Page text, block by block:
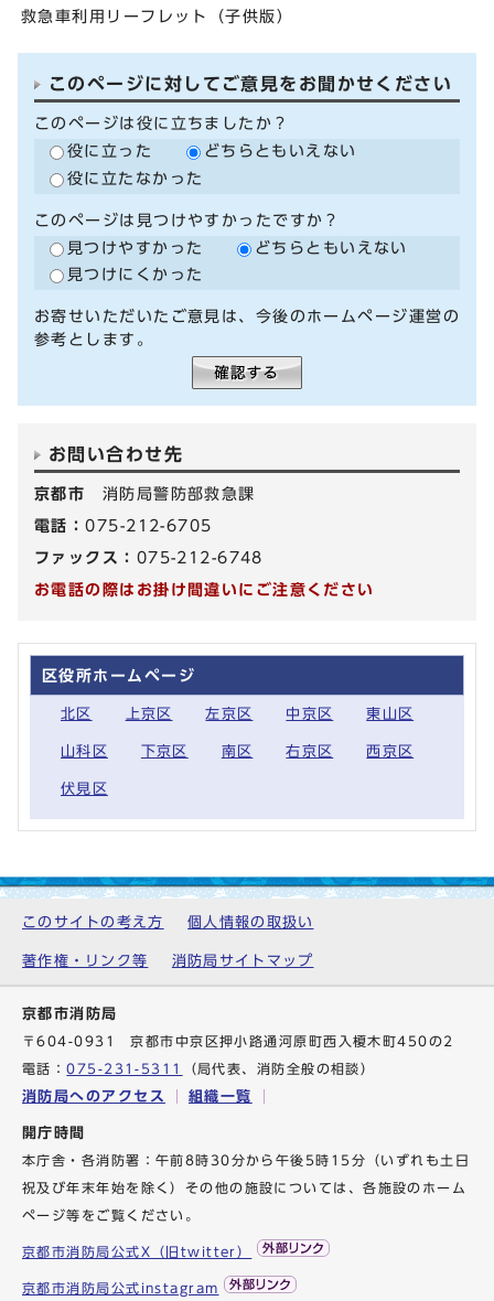
救急車利用リーフレット（子供版）
このページに対してご意見をお聞かせください
このページは役に立ちましたか？
役に立った
どちらともいえない
役に立たなかった
このページは見つけやすかったですか？
見つけやすかった
どちらともいえない
見つけにくかった
お寄せいただいたご意見は、今後のホームページ運営の
参考とします。
お問い合わせ先
京都市 消防局警防部救急課
電話：075-212-6705
ファックス： 075-212-6748
お電話の際はお掛け間違いにご注意ください
区役所ホームページ
北区 上京区 左京区 中京区 東山区
山科区 下京区 南区 右京区 西京区
伏見区
このサイトの考え方 個人情報の取扱い
著作権・リンク等 消防局サイトマップ
京都市消防局
〒604-0931 京都市中京区押小路通河原町西入榎木町450の2
電話：075-231-5311 （局代表、消防全般の相談）
消防局へのアクセス 組織一覧
開庁時間
本庁舎・各消防署：午前8時30分から午後5時15分（いずれも土日
祝及び年末年始を除く）その他の施設については、各施設のホーム
ページ等をご覧ください。
京都市消防局公式X（旧twitter）
京都市消防局公式instagram